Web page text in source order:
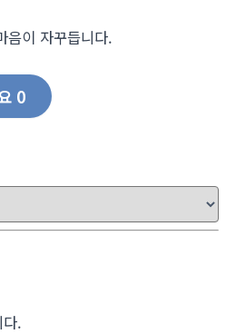
음이 자꾸듭니다.
0
.